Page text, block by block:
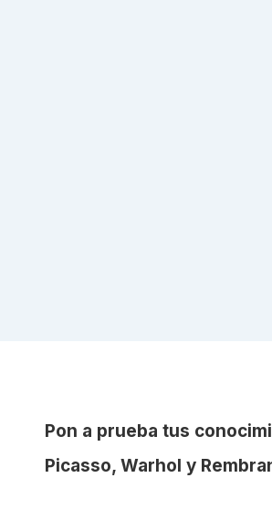
Pon a prueba tus
Picasso, Warhol y